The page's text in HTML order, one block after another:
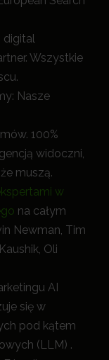
digital
Wszystkie
Nasze
100%
widoczni,
muszą.
w
na całym
Newman, Tim
Oli
AI
się w
pod kątem
(LLM) .